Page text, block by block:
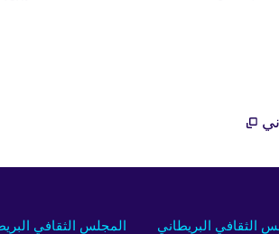
المجلس الثقافي الثقافي البريطاني